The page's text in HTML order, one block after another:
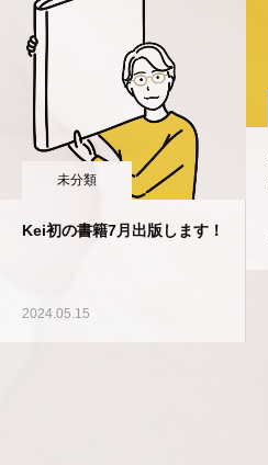
オンラインコミュニティ
Bizque
2024.03.11